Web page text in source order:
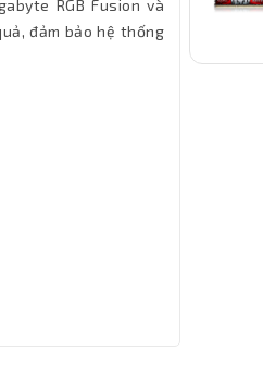
RGB Fusion và
đảm bảo hệ thống